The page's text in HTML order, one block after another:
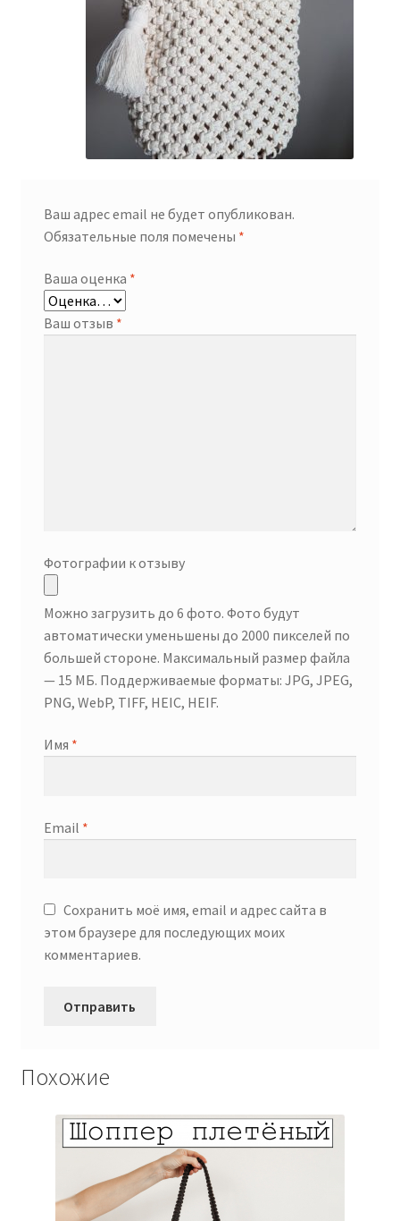
Ваш адрес email не будет опубликован.
Обязательные поля помечены *
Ваша оценка *
Ваш отзыв *
Фотографии к отзыву
Можно загрузить до 6 фото. Фото будут
автоматически уменьшены до 2000 пикселей по
большей стороне. Максимальный размер файла
— 15 МБ. Поддерживаемые форматы: JPG, JPEG,
PNG, WebP, TIFF, HEIC, HEIF.
Имя *
Email *
Сохранить моё имя, email и адрес сайта в
этом браузере для последующих моих
комментариев.
Похожие